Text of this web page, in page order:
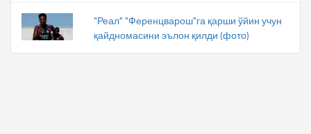
"Реал" "Ференцварош"га қарши ўйин учун
қайдномасини эълон қилди (фото)